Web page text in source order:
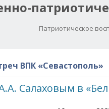
Патриотическое
ВПК «Севастополь»
Салаховым в